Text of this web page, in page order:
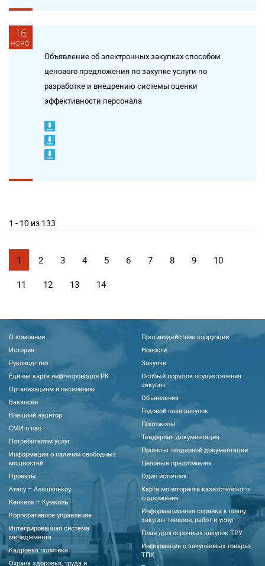
16
нояб.
Объявление об электронных закупках способом
ценового предложения по закупке услуги по
разработке и внедрению системы оценки
эффективности персонала
1 - 10 из 133
1 2 3 4 5 6 7 8 9 10
11 12 13 14
О компании
История
Руководство
Единая карта нефтепроводов РК
Организациям и населению
Вакансии
Внешний аудитор
CМИ о нас
Потребителям услуг
Информация о наличии свободных
мощностей
Проекты
Атасу – Алашанькоу
Кенкияк – Кумколь
Корпоративное управление
Интегрированная система
менеджмента
Кадровая политика
Охрана здоровья, труда и
Противодействие коррупции
Новости
Закупки
Особый порядок осуществления
закупок
Объявления
Годовой план закупок
Протоколы
Тендерная документация
Проекты тендерной документации
Ценовые предложения
Один источник
Карта мониторинга казахстанского
содержания
Информационная справка к плану
закупок товаров, работ и услуг
План долгосрочных закупок ТРУ
Информация о закупаемых товарах
ТПХ